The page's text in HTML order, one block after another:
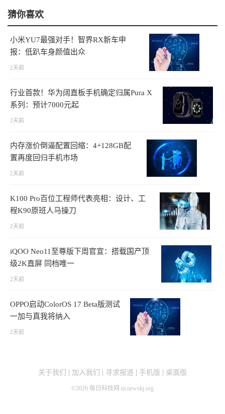
猜你喜欢
小米YU7最强对手！智界RX新车申
报：低趴车身颜值出众
2天前
行业首款！华为阔直板手机确定归属Pura X
系列：预计7000元起
2天前
内存涨价倒逼配置回缩：4+128GB配
置再度回归手机市场
2天前
K100 Pro百位工程师代表亮相：设计、工
程K90原班人马操刀
2天前
iQOO Neo11至尊版下周官宣：搭载国产顶
级2K直屏 同档唯一
2天前
OPPO启动ColorOS 17 Beta版测试
一加与真我将纳入
2天前
关于我们 加入我们 寻求报道 手机版 桌面版
©2026 每日科技网 m.newskj.org